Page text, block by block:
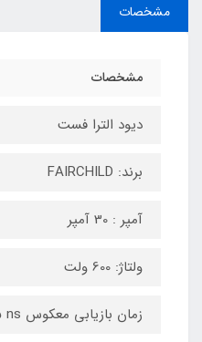
مشخصات
مشخصات
دیود الترا فست
برند: FAIRCHILD
آمپر : 30 آمپر
ولتاژ: 600 ولت
زمان بازیابی معکوس Trr:45 ns